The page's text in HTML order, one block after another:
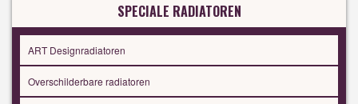
SPECIALE RADIATOREN
ART Designradiatoren
Overschilderbare radiatoren